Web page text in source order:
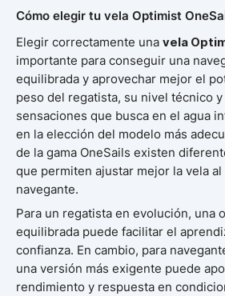
Cómo elegir tu vela Optimist
Elegir correctamente una vela
importante para conseguir una
equilibrada y aprovechar mejor el
peso del regatista, su nivel técnico
sensaciones que busca en el agua
en la elección del modelo más
de la gama OneSails existen
que permiten ajustar mejor la vela
navegante.
Para un regatista en evolución, una
equilibrada puede facilitar el
confianza. En cambio, para
una versión más exigente puede
rendimiento y respuesta en